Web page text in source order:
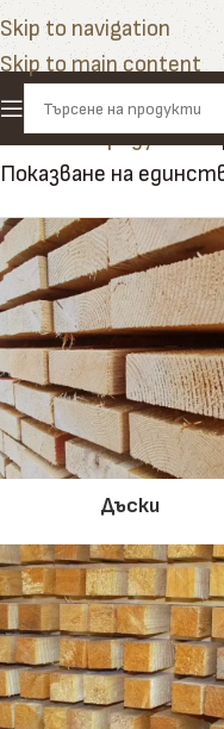
Skip to navigation
Skip to main content
Начало»Продукти»
Показване на
Дъски